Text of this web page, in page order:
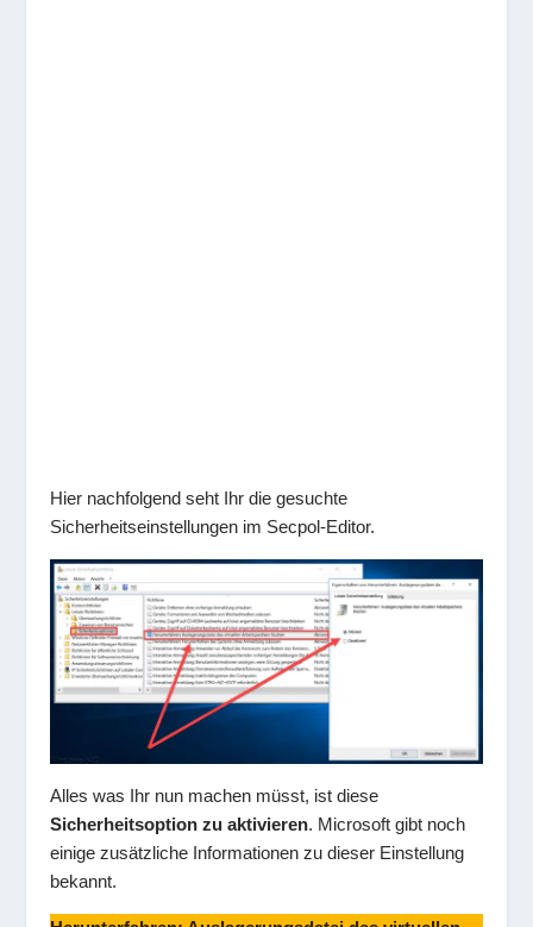
Hier nachfolgend seht Ihr die gesuchte
Sicherheitseinstellungen im Secpol-Editor.
Alles was Ihr nun machen müsst, ist diese
Sicherheitsoption zu aktivieren. Microsoft gibt noch
einige zusätzliche Informationen zu dieser Einstellung
bekannt.